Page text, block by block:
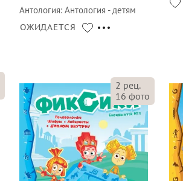
Антология: Антология - детям
ОЖИДАЕТСЯ
2 рец.
16 фото